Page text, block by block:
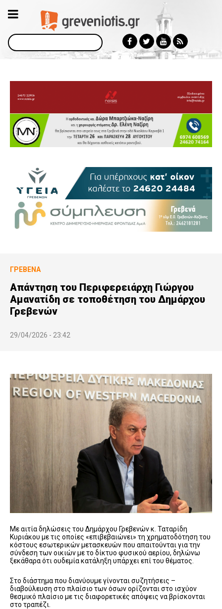
Αναζήτηση
ΓΡΕΒΕΝΆ
Απάντηση του Περιφερειάρχη Γιώργου
Αμανατίδη σε τοποθέτηση του Δημάρχου
Γρεβενών
29/04/2026 - 23:42
Με αιτία δηλώσεις του Δημάρχου Γρεβενών κ. Ταταρίδη
Κυριάκου με τις οποίες «επιβεβαιώνει» τη χρηματοδότηση του
κόστους εσωτερικών μετασκευών που απαιτούνται για την
σύνδεση των οικιών με το δίκτυο φυσικού αερίου, δηλώνω
ξεκάθαρα ότι ουδεμία κατάληξη υπάρχει επί του θέματος.
Στο διάστημα που διανύουμε γίνονται συζητήσεις –
διαβούλευση στο πλαίσιο των όσων ορίζονται στο ισχύον
θεσμικό πλαίσιο με τις διαφορετικές απόψεις να βρίσκονται
στο τραπέζι.